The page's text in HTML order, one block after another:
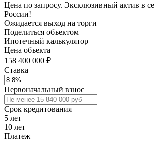
Цена по запросу. Эксклюзивный актив в
России!
Ожидается выход на торги
Поделиться объектом
Ипотечный калькулятор
Цена объекта
158 400 000 ₽
Ставка
Первоначальный взнос
Срок кредитования
5 лет
10 лет
Платеж